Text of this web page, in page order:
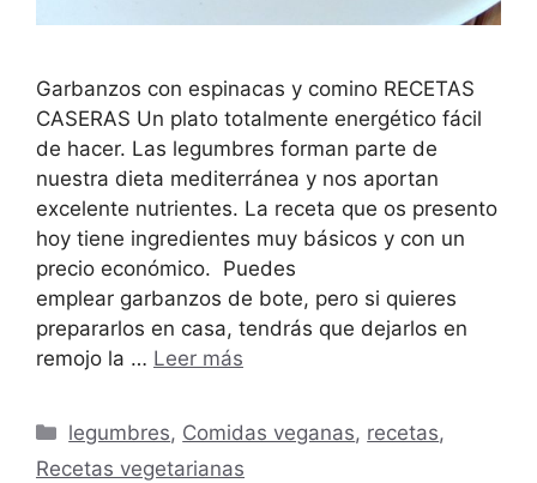
Garbanzos con espinacas y comino RECETAS
CASERAS Un plato totalmente energético fácil
de hacer. Las legumbres forman parte de
nuestra dieta mediterránea y nos aportan
excelente nutrientes. La receta que os presento
hoy tiene ingredientes muy básicos y con un
precio económico. Puedes
emplear garbanzos de bote, pero si quieres
prepararlos en casa, tendrás que dejarlos en
remojo la … Leer más
Categorías
legumbres, Comidas veganas, recetas,
Recetas vegetarianas